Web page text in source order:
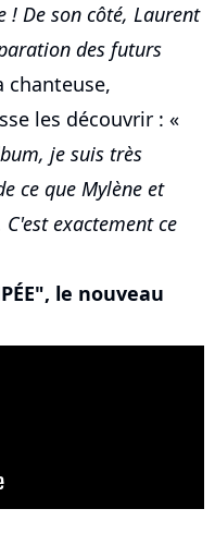
De son côté, Laurent
des futurs
chanteuse,
les découvrir : «
je suis très
ce que Mylène et
exactement ce
le nouveau